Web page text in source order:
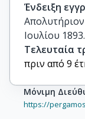
Ένδειξη
Ιουλίου
Τελευταία
πριν από 9
Μόνιμη
https://